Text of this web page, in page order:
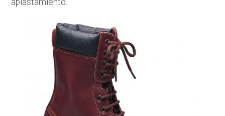
aplastamiento.